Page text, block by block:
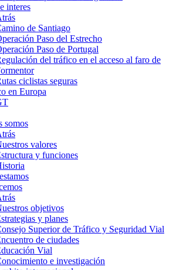
interes
de Santiago
Paso del Estrecho
Paso de Portugal
del tráfico en el acceso al faro de
ciclistas seguras
en Europa
somos
valores
y funciones
objetivos
y planes
Superior de Tráfico y Seguridad Vial
de ciudades
Vial
e investigación